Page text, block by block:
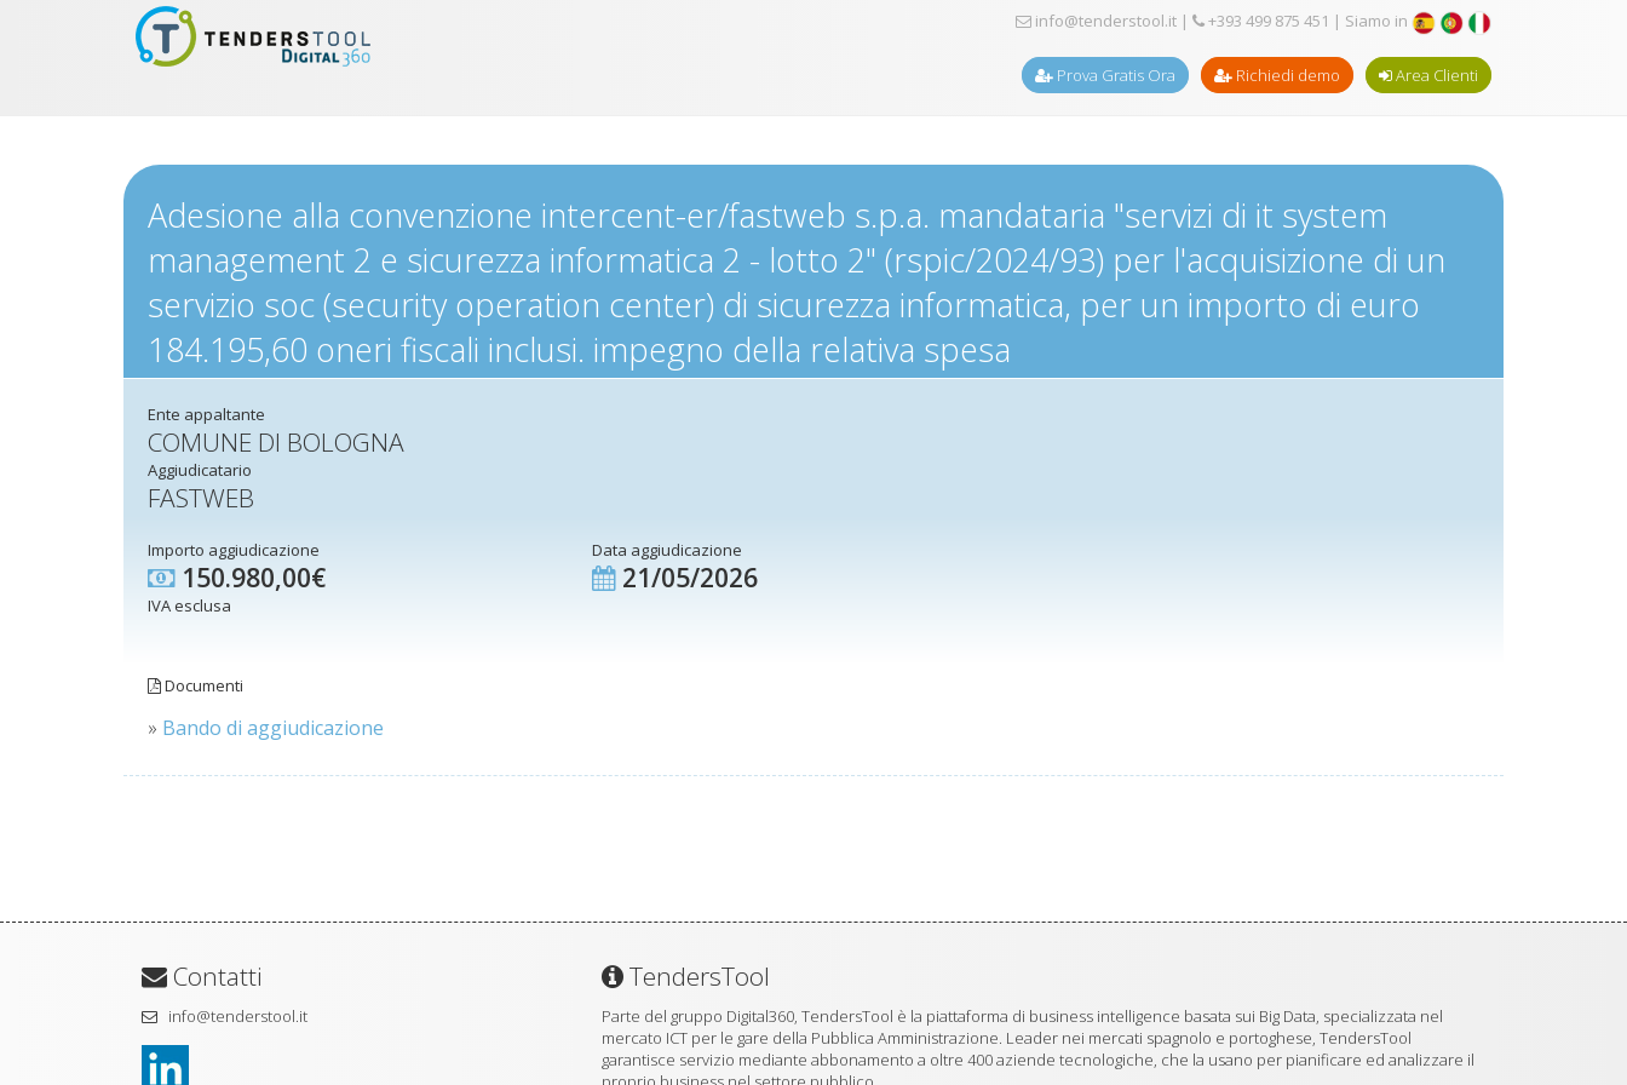
info@tenderstool.it | +393 499 875 451 | Siamo in
Prova Gratis Ora Richiedi demo Area Clienti
Adesione alla convenzione intercent-er/fastweb s.p.a. mandataria "servizi di it system
management 2 e sicurezza informatica 2 - lotto 2" (rspic/2024/93) per l'acquisizione di un
servizio soc (security operation center) di sicurezza informatica, per un importo di euro
184.195,60 oneri fiscali inclusi. impegno della relativa spesa
Ente appaltante
COMUNE DI BOLOGNA
Aggiudicatario
FASTWEB
Importo aggiudicazione
150.980,00€
IVA esclusa
Data aggiudicazione
21/05/2026
Documenti
» Bando di aggiudicazione
Contatti
info@tenderstool.it
TendersTool
Parte del gruppo Digital360, TendersTool è la piattaforma di business intelligence basata sui Big Data, specializzata nel
mercato ICT per le gare della Pubblica Amministrazione. Leader nei mercati spagnolo e portoghese, TendersTool
garantisce servizio mediante abbonamento a oltre 400 aziende tecnologiche, che la usano per pianificare ed analizzare il